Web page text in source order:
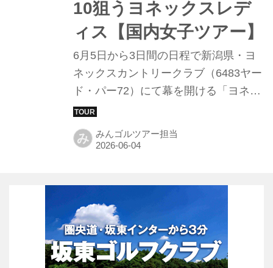
10狙うヨネックスレデ
ィス【国内女子ツアー】
6月5日から3日間の日程で新潟県・ヨ
ネックスカントリークラブ（6483ヤー
ド・パー72）にて幕を開ける「ヨネッ
クスレディスゴルフトーナメント
2026」。大会前日となる4日にはプロ
アマ大会が開催され、出場選手たちが
周年という記念すべき節目を迎える。
過去の自分を超え上位進出を狙う2人
のフレッシュな顔ぶれに注目したい。
み みんゴルツアー担当